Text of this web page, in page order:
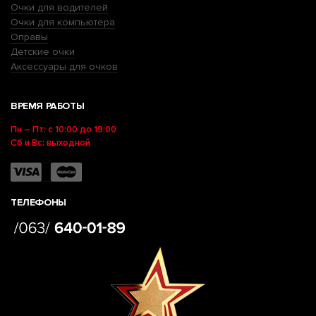
Очки для водителей
Очки для компьютера
Оправы
Детские очки
Аксессуары для очков
ВРЕМЯ РАБОТЫ
Пн – Пт: с 10:00 до 19:00
Сб и Вс: выходной
ТЕЛЕФОНЫ